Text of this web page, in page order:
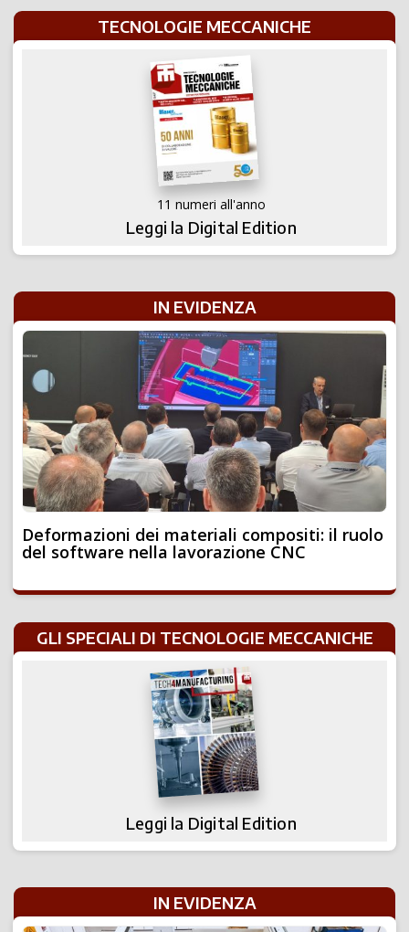
TECNOLOGIE MECCANICHE
11 numeri all'anno
Leggi la Digital Edition
IN EVIDENZA
Deformazioni dei materiali compositi: il ruolo
del software nella lavorazione CNC
GLI SPECIALI DI TECNOLOGIE MECCANICHE
Leggi la Digital Edition
IN EVIDENZA